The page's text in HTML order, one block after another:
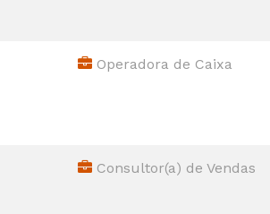
Operadora de Caixa
Consultor(a) de Vendas